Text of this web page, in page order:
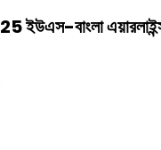
ইউএস-বাংলা